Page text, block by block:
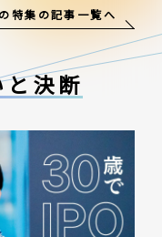
特集の記事一覧へ
と決断